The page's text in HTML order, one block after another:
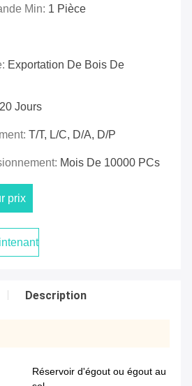
Min: 1 Pièce
Exportation De Bois De
20 Jours
T/T, L/C, D/A, D/P
Mois De 10000 PCs
prix
Description
Réservoir d'égout ou égout au